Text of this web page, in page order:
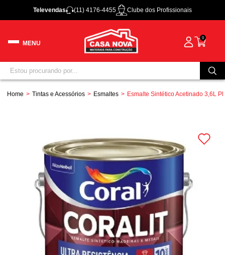
Televendas (11) 4176-4455 Clube dos Profissionais
0
Home Tintas e Acessórios Esmaltes Esmalte Sintético Acetinado 3,6L